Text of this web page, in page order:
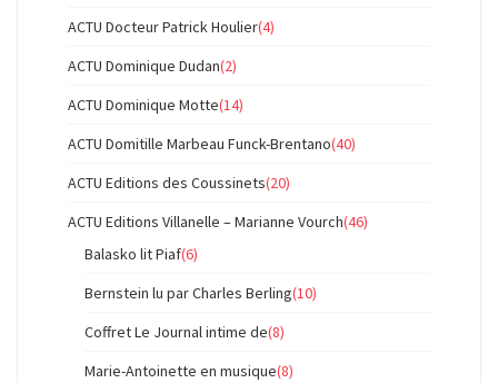
ACTU Docteur Patrick Houlier(4)
ACTU Dominique Dudan(2)
ACTU Dominique Motte(14)
ACTU Domitille Marbeau Funck-Brentano(40)
ACTU Editions des Coussinets(20)
ACTU Editions Villanelle – Marianne Vourch(46)
Balasko lit Piaf(6)
Bernstein lu par Charles Berling(10)
Coffret Le Journal intime de(8)
Marie-Antoinette en musique(8)